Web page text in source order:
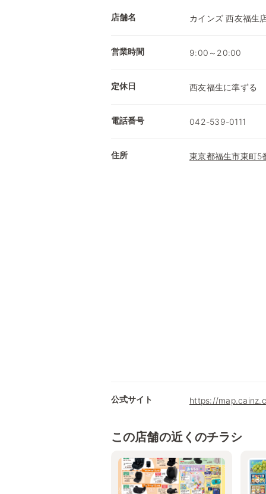
店舗名 カインズ 西友福生
営業時間 9:00～20:00
定休日 西友福生に準ずる
電話番号 042-539-0111
住所 東京都福生市東町5
公式サイト https://
この店舗の近くのチラシ